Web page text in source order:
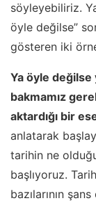
söyleyebiliriz.
öyle değilse”
gösteren iki
Ya öyle değilse
bakmamız
aktardığı bir
anlatarak
tarihin ne
başlıyoruz.
bazılarının